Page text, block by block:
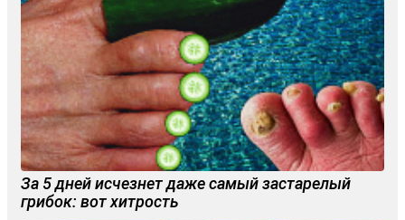
За 5 дней исчезнет даже самый застарелый
грибок: вот хитрость